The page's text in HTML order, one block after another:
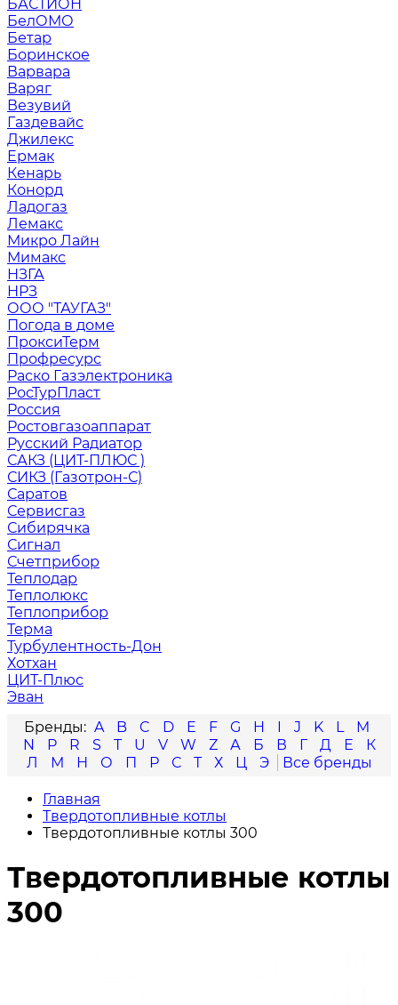
БАСТИОН
БелОМО
Бетар
Боринское
Варвара
Варяг
Везувий
Газдевайс
Джилекс
Ермак
Кенарь
Конорд
Ладогаз
Лемакс
Микро Лайн
Мимакс
НЗГА
НРЗ
ООО "ТАУГАЗ"
Погода в доме
ПроксиТерм
Профресурс
Раско Газэлектроника
РосТурПласт
Россия
Ростовгазоаппарат
Русский Радиатор
САКЗ (ЦИТ-ПЛЮС )
СИКЗ (Газотрон-С)
Саратов
Сервисгаз
Сибирячка
Сигнал
Счетприбор
Теплодар
Теплолюкс
Теплоприбор
Терма
Турбулентность-Дон
Хотхан
ЦИТ-Плюс
Эван
A
B C D E F G H I J K L
M
N
P R S T U V W Z А Б В Г Д Е
К
Л
М Н О П Р С Т Х Ц Э
Главная
Твердотопливные котлы
Твердотопливные котлы 300
Твердотопливные котлы
300